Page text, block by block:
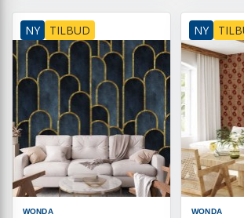
NY TILBUD
WONDA
NY
WONDA